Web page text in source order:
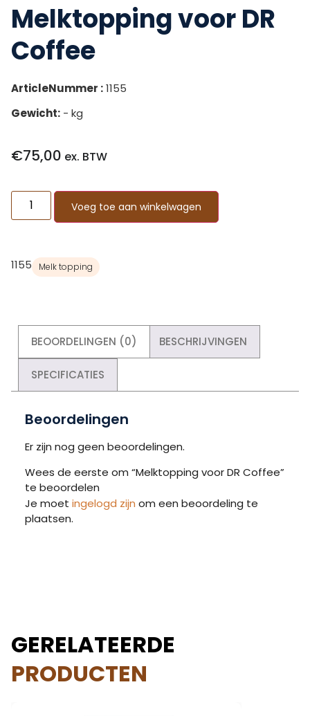
Melktopping voor DR
Coffee
ArticleNummer :1155
Gewicht: - kg
€75,00 ex. BTW
Voeg toe aan winkelwagen
1155 Melk topping
BEOORDELINGEN (0) BESCHRIJVINGEN
SPECIFICATIES
Beoordelingen
Er zijn nog geen beoordelingen.
Wees de eerste om “Melktopping voor DR Coffee”
te beoordelen
Je moet ingelogd zijn om een beoordeling te
plaatsen.
GERELATEERDE
PRODUCTEN